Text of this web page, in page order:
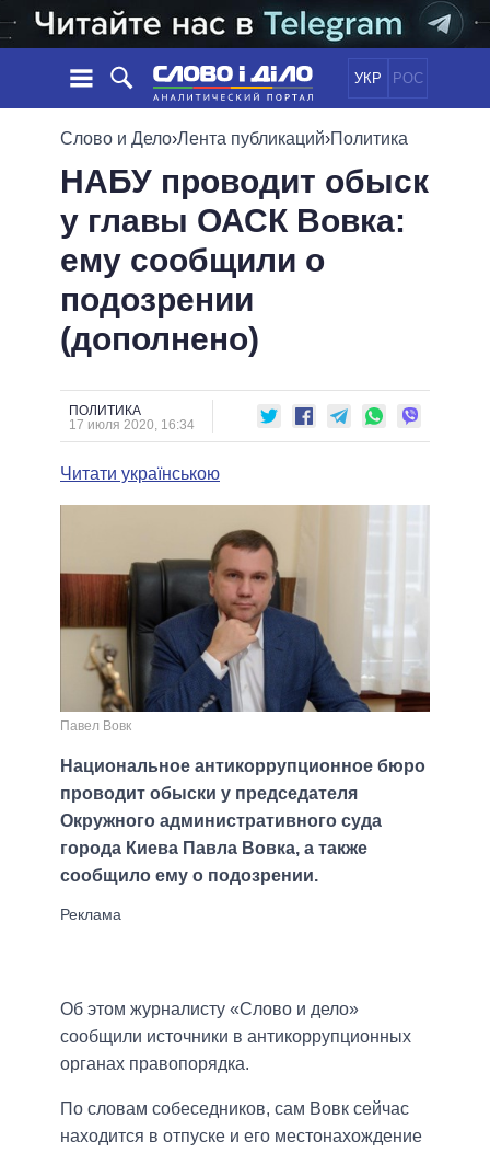
УКР РОС
НОВОСТИ
ЛЕНТА
СОБЫТИЯ
СТАТЬИ
МНЕНИЯ
ОБЗОРЫ
ДАЙДЖЕСТЫ
ПОЛИТИКА
ЭКОНОМИКА
ОБЩЕСТВО
ОБЕЩАНИЯ
ПОЛИТИКИ
ВСЕ ПОЛИТИКИ
ПРЕЗИДЕНТ И ОФИС
ВЕРХОВНАЯ РАДА
ГЛАВЫ ОБЛАДМИНИСТРАЦИЙ
МЭРЫ
ВСЕ ПЕРСОНЫ
ИНФОГРАФИКА
ВИДЕО
СРАВНЕНИЕ ПОЛИТИКОВ
Слово и Дело›Лента публикаций›Политика
НАБУ проводит обыск
у главы ОАСК Вовка:
ему сообщили о
подозрении
(дополнено)
ПОЛИТИКА
17 июля 2020, 16:34
Читати українською
Павел Вовк
Национальное антикоррупционное бюро
проводит обыски у председателя
Окружного административного суда
города Киева Павла Вовка, а также
сообщило ему о подозрении.
Об этом журналисту «Слово и дело»
сообщили источники в антикоррупционных
органах правопорядка.
По словам собеседников, сам Вовк сейчас
находится в отпуске и его местонахождение